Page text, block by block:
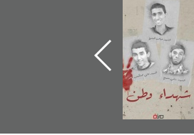
«جَوْ»: رواية
المعتقل جهاد